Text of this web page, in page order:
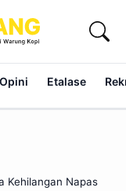
Opini Etalase
Kehilangan Napas